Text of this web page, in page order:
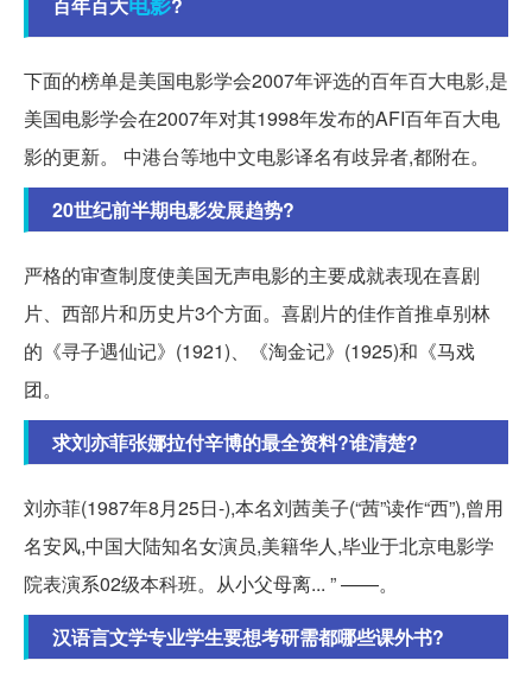
下面的榜单是美国电影学会2007年评选的百年百大电影,是
美国电影学会在2007年对其1998年发布的AFI百年百大电
影的更新。 中港台等地中文电影译名有歧异者,都附在。
20世纪前半期电影发展趋势?
严格的审查制度使美国无声电影的主要成就表现在喜剧
片、西部片和历史片3个方面。喜剧片的佳作首推卓别林
的《寻子遇仙记》(1921)、《淘金记》(1925)和《马戏
团。
求刘亦菲张娜拉付辛博的最全资料?谁清楚?
刘亦菲(1987年8月25日-),本名刘茜美子(“茜”读作“西”),曾用
名安风,中国大陆知名女演员,美籍华人,毕业于北京电影学
院表演系02级本科班。从小父母离... ” ——。
汉语言文学专业学生要想考研需都哪些课外书?